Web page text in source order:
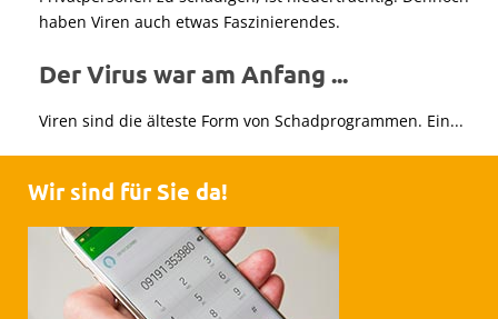
haben Viren auch etwas Faszinierendes.
Der Virus war am Anfang ...
Viren sind die älteste Form von Schadprogrammen. Ein...
Wir sind für Sie da!